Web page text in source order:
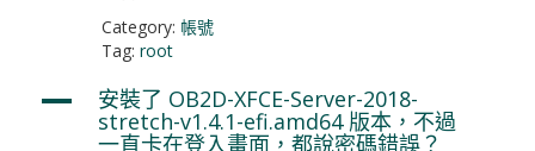
Category: 帳號
Tag: root
A 安裝了 OB2D-XFCE-Server-2018-
stretch-v1.4.1-efi.amd64 版本，不過
一直卡在登入畫面，都說密碼錯誤？